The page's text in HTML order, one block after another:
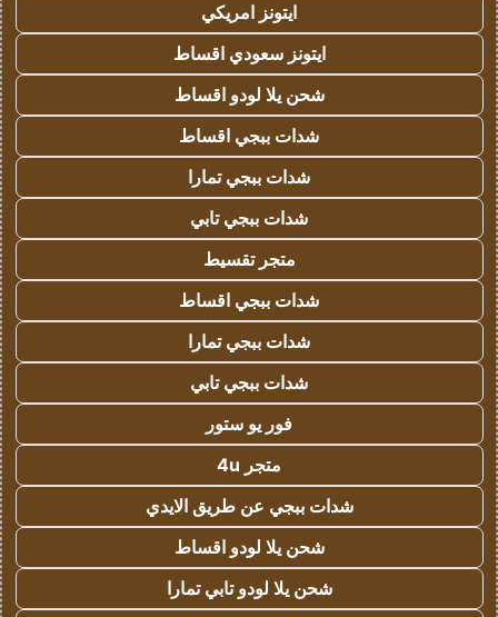
ايتونز امريكي
ايتونز سعودي اقساط
شحن يلا لودو اقساط
شدات ببجي اقساط
شدات ببجي تمارا
شدات ببجي تابي
متجر تقسيط
شدات ببجي اقساط
شدات ببجي تمارا
شدات ببجي تابي
فور يو ستور
متجر 4u
شدات ببجي عن طريق الايدي
شحن يلا لودو اقساط
شحن يلا لودو تابي تمارا